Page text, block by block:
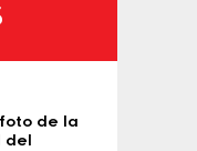
de la
del